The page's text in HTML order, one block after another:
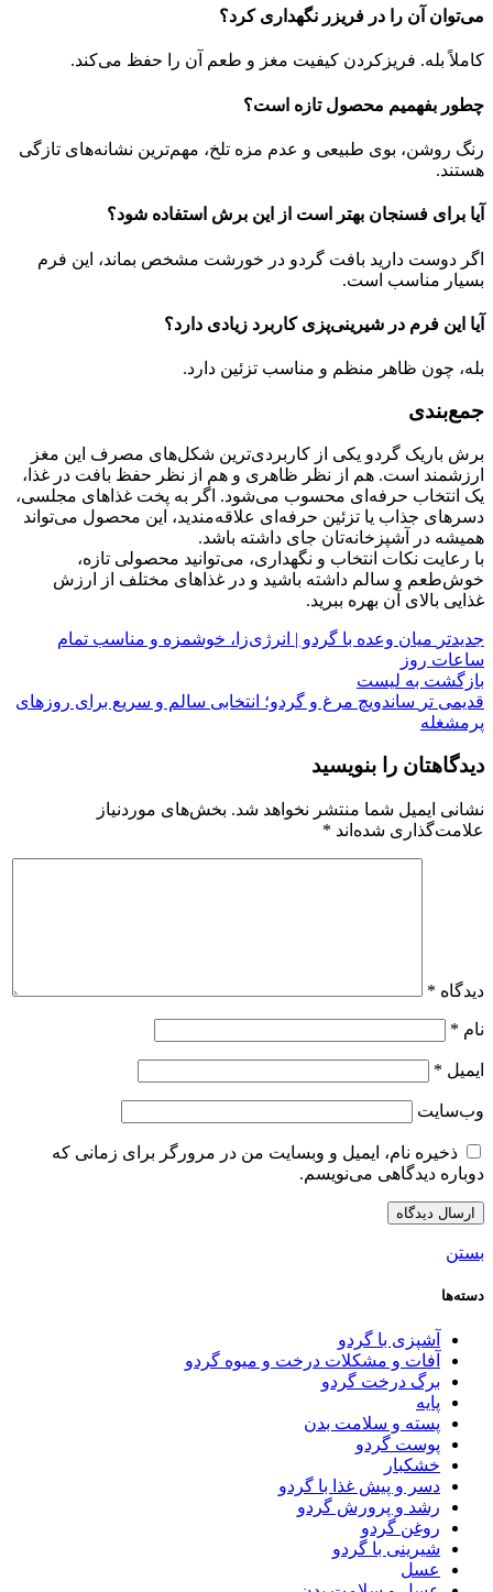
می‌توان آن را در فریزر نگهداری کرد؟
کاملاً بله. فریزکردن کیفیت مغز و طعم آن را حفظ می‌کند.
چطور بفهمیم محصول تازه است؟
رنگ روشن، بوی طبیعی و عدم مزه تلخ، مهم‌ترین نشانه‌های تازگی
هستند.
آیا برای فسنجان بهتر است از این برش استفاده شود؟
اگر دوست دارید بافت گردو در خورشت مشخص بماند، این فرم
بسیار مناسب است.
آیا این فرم در شیرینی‌پزی کاربرد زیادی دارد؟
بله، چون ظاهر منظم و مناسب تزئین دارد.
جمع‌بندی
برش باریک گردو یکی از کاربردی‌ترین شکل‌های مصرف این مغز
ارزشمند است. هم از نظر ظاهری و هم از نظر حفظ بافت در غذا،
یک انتخاب حرفه‌ای محسوب می‌شود. اگر به پخت غذاهای مجلسی،
دسرهای جذاب یا تزئین حرفه‌ای علاقه‌مندید، این محصول می‌تواند
همیشه در آشپزخانه‌تان جای داشته باشد.
با رعایت نکات انتخاب و نگهداری، می‌توانید محصولی تازه،
خوش‌طعم و سالم داشته باشید و در غذاهای مختلف از ارزش
غذایی بالای آن بهره ببرید.
جدیدتر میان وعده با گردو | انرژی‌زا، خوشمزه و مناسب تمام
ساعات روز
بازگشت به لیست
قدیمی تر ساندویچ مرغ و گردو؛ انتخابی سالم و سریع برای روزهای
پرمشغله
دیدگاهتان را بنویسید
نشانی ایمیل شما منتشر نخواهد شد. بخش‌های موردنیاز
علامت‌گذاری شده‌اند *
دیدگاه *
نام *
ایمیل *
وب‌سایت
ذخیره نام، ایمیل و وبسایت من در مرورگر برای زمانی که
دوباره دیدگاهی می‌نویسم.
بستن
دسته‌ها
آشپزی با گردو
آفات و مشکلات درخت و میوه گردو
برگ درخت گردو
پایه
پسته و سلامت بدن
پوست گردو
خشکبار
دسر و پیش غذا با گردو
رشد و پرورش گردو
روغن گردو
شیرینی با گردو
عسل